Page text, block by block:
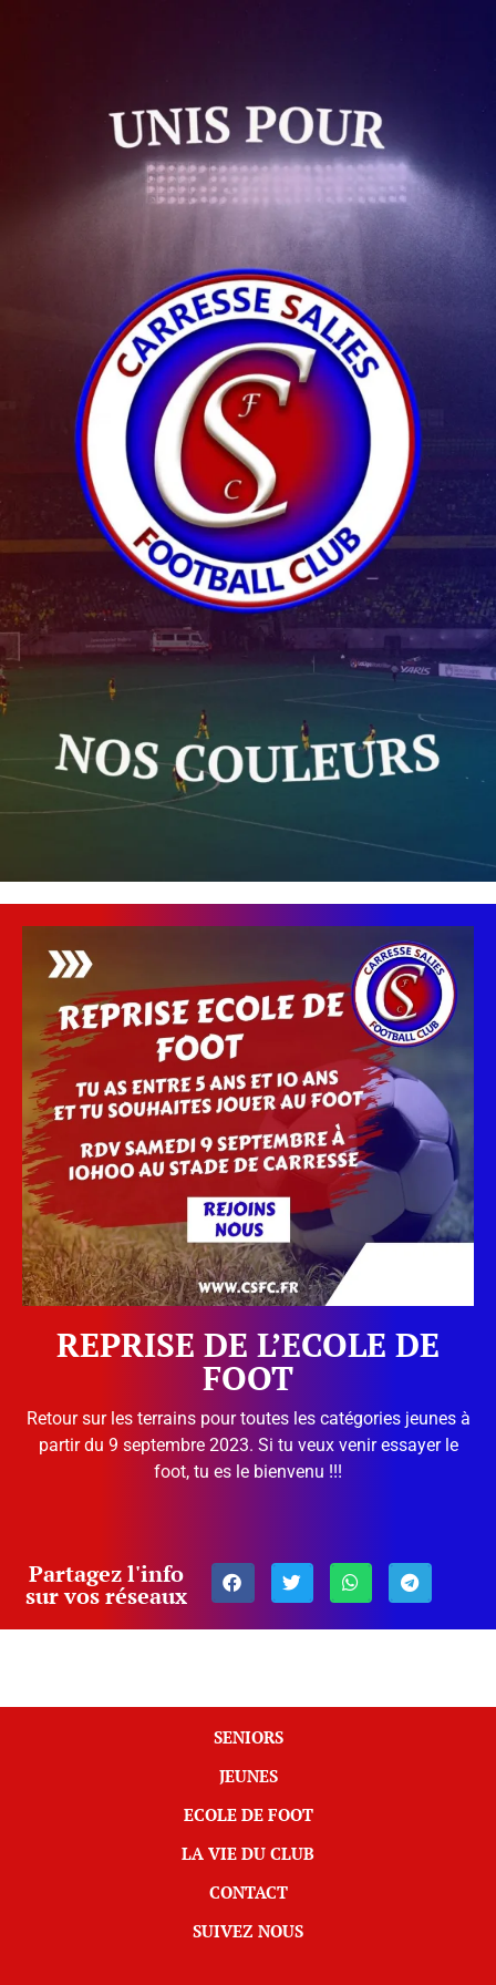
REPRISE DE L’ECOLE DE
FOOT
Retour sur les terrains pour toutes les catégories jeunes à
partir du 9 septembre 2023. Si tu veux venir essayer le
foot, tu es le bienvenu !!!
Partagez l'info
sur vos réseaux
SENIORS
JEUNES
ECOLE DE FOOT
LA VIE DU CLUB
CONTACT
SUIVEZ NOUS